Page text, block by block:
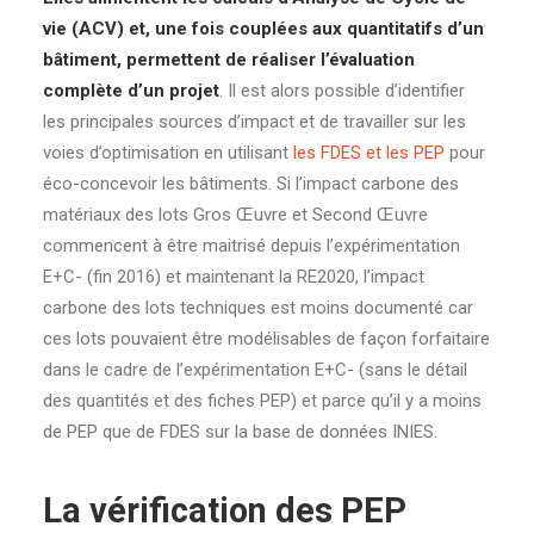
vie (ACV) et, une fois couplées aux quantitatifs d’un
bâtiment, permettent de réaliser l’évaluation
complète d’un projet. Il est alors possible d’identifier
les principales sources d’impact et de travailler sur les
voies d’optimisation en utilisant les FDES et les PEP pour
éco-concevoir les bâtiments. Si l’impact carbone des
matériaux des lots Gros Œuvre et Second Œuvre
commencent à être maitrisé depuis l’expérimentation
E+C- (fin 2016) et maintenant la RE2020, l’impact
carbone des lots techniques est moins documenté car
ces lots pouvaient être modélisables de façon forfaitaire
dans le cadre de l’expérimentation E+C- (sans le détail
des quantités et des fiches PEP) et parce qu’il y a moins
de PEP que de FDES sur la base de données INIES.
La vérification des PEP